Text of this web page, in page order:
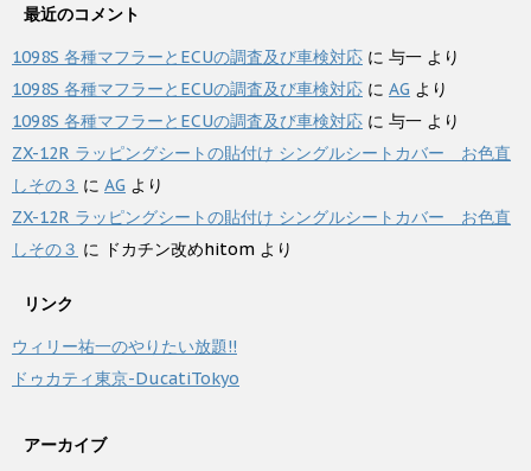
最近のコメント
1098S 各種マフラーとECUの調査及び車検対応 に 与一 より
1098S 各種マフラーとECUの調査及び車検対応 に AG より
1098S 各種マフラーとECUの調査及び車検対応 に 与一 より
ZX-12R ラッピングシートの貼付け シングルシートカバー お色直
しその３ に AG より
ZX-12R ラッピングシートの貼付け シングルシートカバー お色直
しその３ に ドカチン改めhitom より
リンク
ウィリー祐一のやりたい放題!!
ドゥカティ東京-DucatiTokyo
アーカイブ